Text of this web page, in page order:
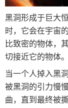
黑洞形成于巨大
时，它会在宇宙
比致密的物体，
切接近它的物体。
当一个人掉入黑
被黑洞的引力慢
曲，直到最终被